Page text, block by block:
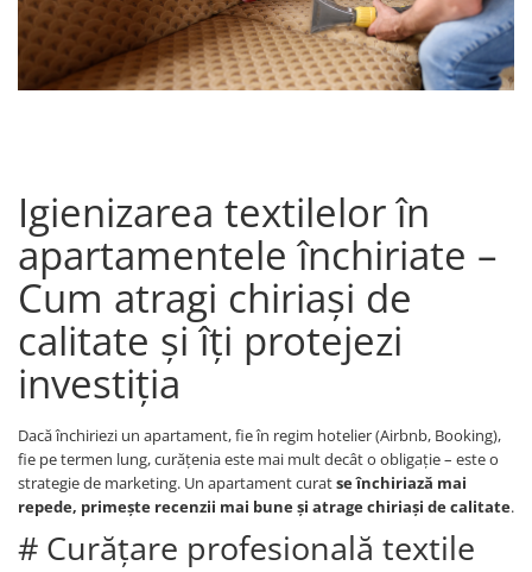
Igienizarea textilelor în
apartamentele închiriate –
Cum atragi chiriași de
calitate și îți protejezi
investiția
Dacă închiriezi un apartament, fie în regim hotelier (Airbnb, Booking),
fie pe termen lung, curățenia este mai mult decât o obligație – este o
strategie de marketing. Un apartament curatse închiriază mai
repede, primește recenzii mai bune și atrage chiriași de calitate.
# Curățare profesională textile